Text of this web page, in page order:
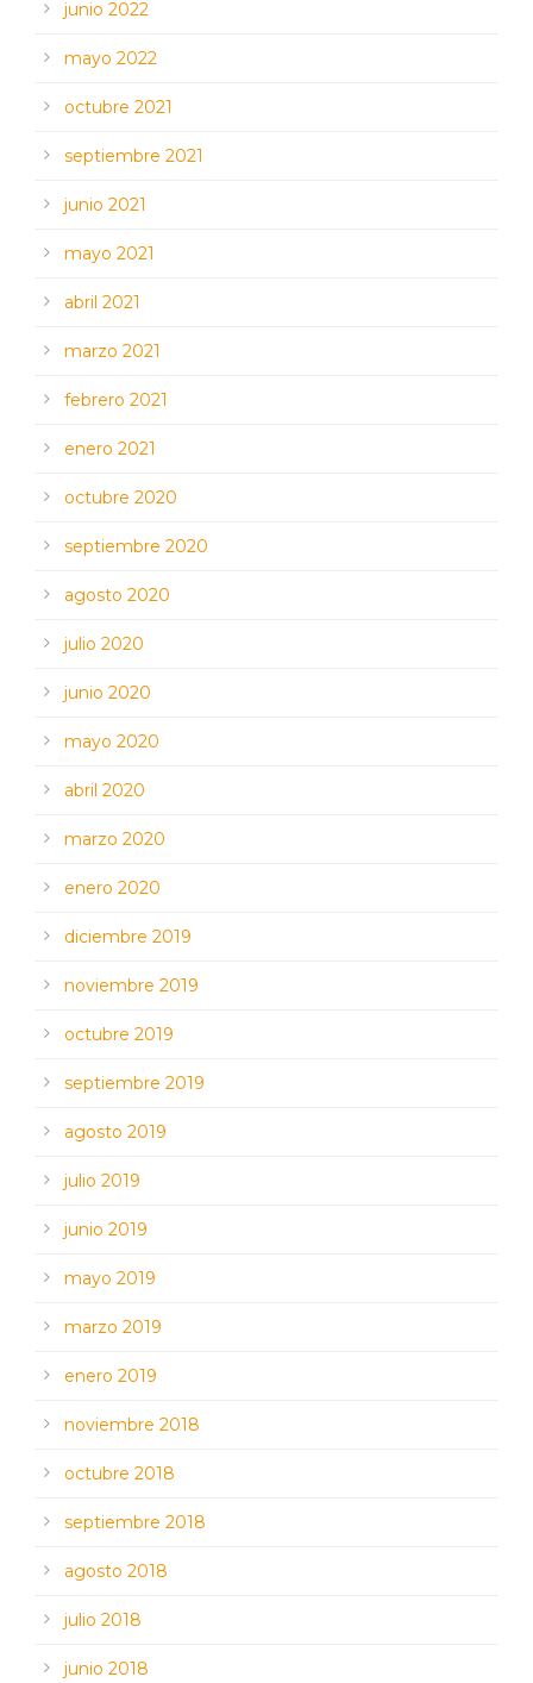
junio 2022
mayo 2022
octubre 2021
septiembre 2021
junio 2021
mayo 2021
abril 2021
marzo 2021
febrero 2021
enero 2021
octubre 2020
septiembre 2020
agosto 2020
julio 2020
junio 2020
mayo 2020
abril 2020
marzo 2020
enero 2020
diciembre 2019
noviembre 2019
octubre 2019
septiembre 2019
agosto 2019
julio 2019
junio 2019
mayo 2019
marzo 2019
enero 2019
noviembre 2018
octubre 2018
septiembre 2018
agosto 2018
julio 2018
junio 2018